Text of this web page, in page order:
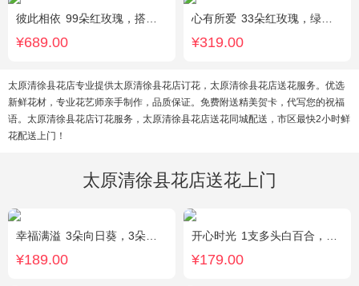
彼此相依 99朵红玫瑰，搭配适量石竹梅。
¥689.00
心有所爱 33朵红玫瑰，绿叶搭配
¥319.00
太原清徐县花店专业提供太原清徐县花店订花，太原清徐县花店送花服务。优选
新鲜花材，专业花艺师亲手制作，品质保证。免费附送精美贺卡，代写您的祝福
语。太原清徐县花店订花服务，太原清徐县花店送花同城配送，市区最快2小时鲜
花配送上门！
太原清徐县花店送花上门
幸福满溢 3朵向日葵，3朵香槟玫瑰，配花、绿叶搭配
¥189.00
开心时光 1支多头白百合，3朵粉玫瑰，4朵康乃馨，桔梗、满天星、绿叶混搭
¥179.00